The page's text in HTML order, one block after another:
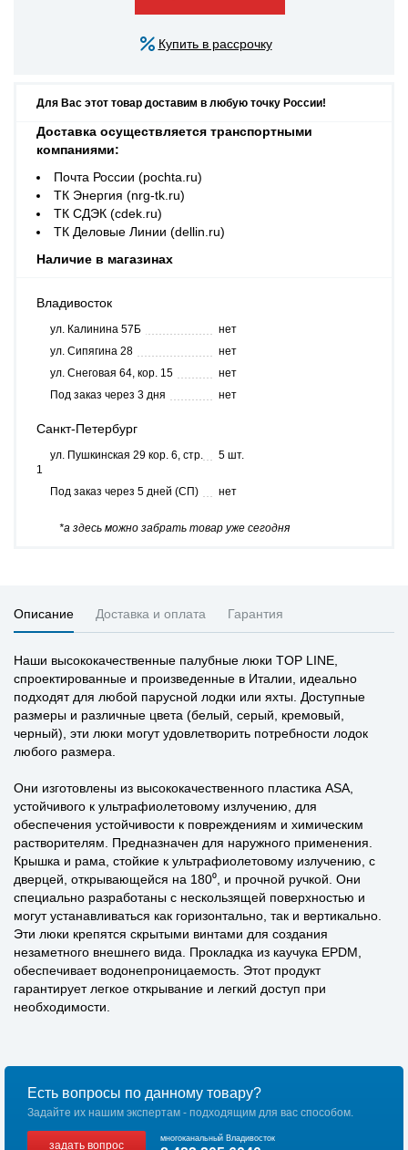
Купить в рассрочку
Для Вас этот товар доставим в любую точку России!
Доставка осуществляется транспортными
компаниями:
Почта России (pochta.ru)
ТК Энергия (nrg-tk.ru)
ТК СДЭК (cdek.ru)
ТК Деловые Линии (dellin.ru)
Наличие в магазинах
Владивосток
ул. Калинина 57Б
нет
ул. Сипягина 28
нет
ул. Снеговая 64, кор. 15
нет
Под заказ через 3 дня
нет
Санкт-Петербург
ул. Пушкинская 29 кор. 6, стр.
1
5 шт.
Под заказ через 5 дней (СП) нет
*а здесь можно забрать товар уже сегодня
Описание Доставка и оплата Гарантия
Наши высококачественные палубные люки TOP LINE,
спроектированные и произведенные в Италии, идеально
подходят для любой парусной лодки или яхты. Доступные
размеры и различные цвета (белый, серый, кремовый,
черный), эти люки могут удовлетворить потребности лодок
любого размера.
Они изготовлены из высококачественного пластика ASA,
устойчивого к ультрафиолетовому излучению, для
обеспечения устойчивости к повреждениям и химическим
растворителям. Предназначен для наружного применения.
Крышка и рама, стойкие к ультрафиолетовому излучению, с
дверцей, открывающейся на 180⁰, и прочной ручкой. Они
специально разработаны с нескользящей поверхностью и
могут устанавливаться как горизонтально, так и вертикально.
Эти люки крепятся скрытыми винтами для создания
незаметного внешнего вида. Прокладка из каучука EPDM,
обеспечивает водонепроницаемость. Этот продукт
гарантирует легкое открывание и легкий доступ при
необходимости.
Есть вопросы по данному товару?
Задайте их нашим экспертам - подходящим для вас способом.
задать вопрос
многоканальный Владивосток